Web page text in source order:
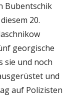
Bubentschik
20.
georgische
sie und noch
und
auf Polizisten